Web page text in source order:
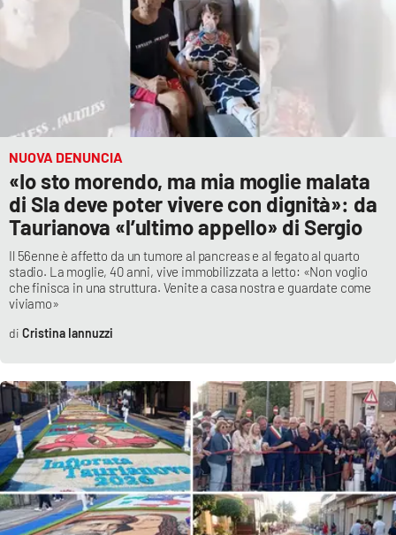
Cosenzachannel.it
Ilvibonese.it
Catanzarochannel.it
APP
Android
Apple
NUOVA DENUNCIA
«Io sto morendo, ma mia moglie malata
di Sla deve poter vivere con dignità»: da
Taurianova «l’ultimo appello» di Sergio
Il 56enne è affetto da un tumore al pancreas e al fegato al quarto
stadio. La moglie, 40 anni, vive immobilizzata a letto: «Non voglio
che finisca in una struttura. Venite a casa nostra e guardate come
viviamo»
Cristina Iannuzzi